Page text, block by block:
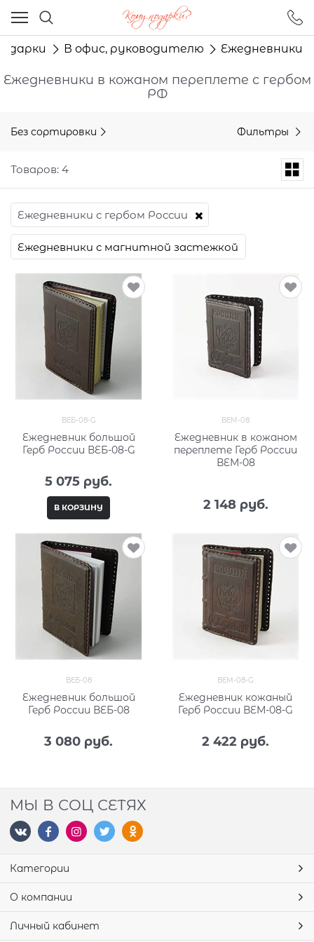
В офис, руководителю Ежедневники
Ежедневники в кожаном переплете с гербом
РФ
Без сортировки Фильтры
Товаров: 4
Ежедневники с гербом России
Ежедневники с магнитной застежкой
ВЕБ-08-G
Ежедневник большой
Герб России ВЕБ-08-G
5 075 руб.
В КОРЗИНУ
ВЕМ-08
Ежедневник в кожаном
переплете Герб России
ВЕМ-08
2 148 руб.
ВЕБ-08
Ежедневник большой
Герб России ВЕБ-08
3 080 руб.
ВЕМ-08-G
Ежедневник кожаный
Герб России ВЕМ-08-G
2 422 руб.
МЫ В СОЦ СЕТЯХ
Категории
О компании
Личный кабинет
Ваш город - Москва,
угадали?
ДА НЕТ